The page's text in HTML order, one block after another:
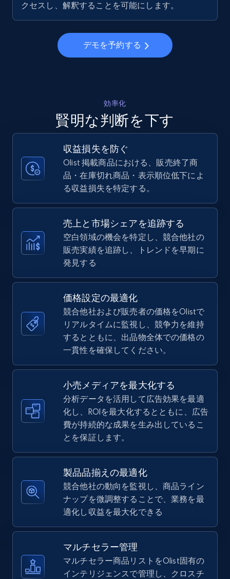
5.6K+ 今すぐ始める
Specifications, Image urls, Top reviews, and
Walmart - products - Discover products by
using sku numbers
URL, Final price, Sku, Currency, Gtin,
Specifications, Image urls, Top reviews, and
more.
TikTok Shop
URL, Title, Available, Description, Currency, Initial
price, Final price, Discount percent, and more.
TikTok Shop - category
URL, Title, Available, Description, Currency, Initial
price, Final price, Discount percent, and more.
5.4K+ 668+ 今すぐ始める
TikTok Shop - Collect TikTok shop products
by keywords search
URL, Title, Available, Description, Currency, Initial
price, Final price, Discount percent, and more.
クセスし、解釈することを可能にします。
デモを予約する
効率化
賢明な判断を下す
収益損失を防ぐ
Olist 掲載商品における、販売終了商
品・在庫切れ商品・表示順位低下によ
る収益損失を特定する。
売上と市場シェアを追跡する
空白領域の機会を特定し、競合他社の
販売実績を追跡し、トレンドを早期に
発見する
価格設定の最適化
競合他社および販売者の価格をOlistで
リアルタイムに監視し、競争力を維持
するとともに、出品物全体での価格の
一貫性を確保してください。
小売メディアを最大化する
分析データを活用して広告効果を最適
化し、ROIを最大化するとともに、広告
費が持続的な成果を生み出しているこ
とを保証します。
製品品揃えの最適化
競合他社の動向を監視し、商品ライン
ナップを微調整することで、業務を最
適化し収益を最大化できる
マルチセラー管理
マルチセラー商品リストをOlist固有の
インテリジェンスで管理し、クロスチ